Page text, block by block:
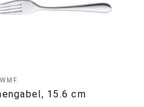
WMF
15.6 cm